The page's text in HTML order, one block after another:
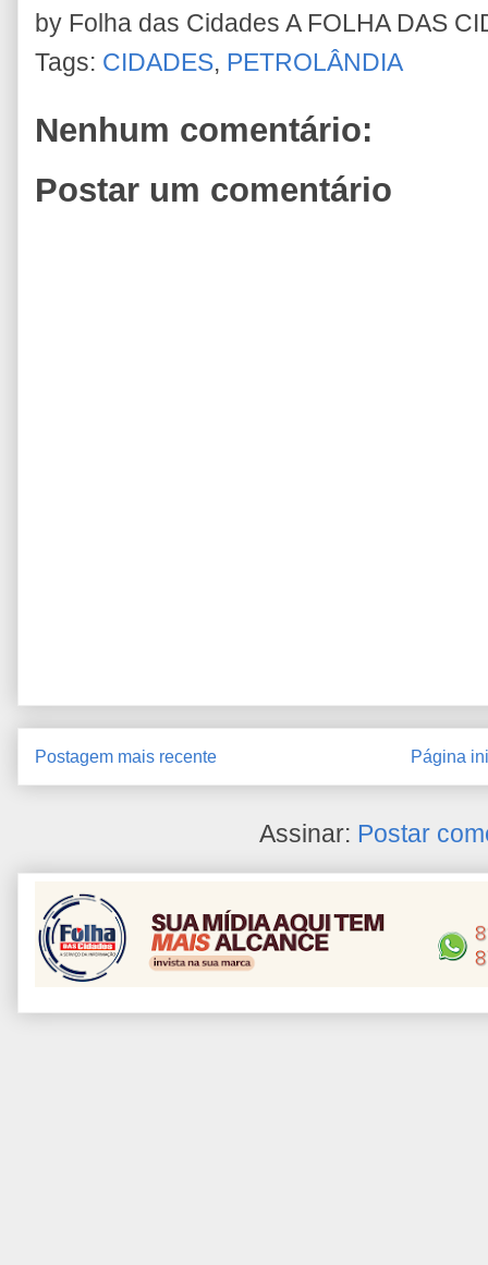
by Folha das Cidades A FOLHA DAS
Tags: CIDADES, PETROLÂNDIA
Nenhum comentário:
Postar um comentário
Postagem mais recente Página
Assinar: Postar